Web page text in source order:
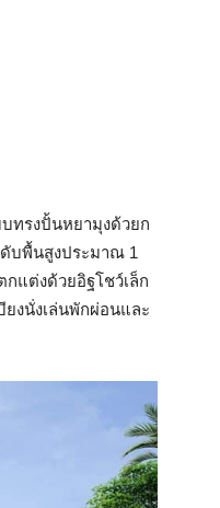
ทรงปั้นหยามุงด้วยก
ดับพื้นสูงประมาณ 1
แต่งด้วยอิฐโชว์เล็ก
งนั่งเล่นพักผ่อนและ